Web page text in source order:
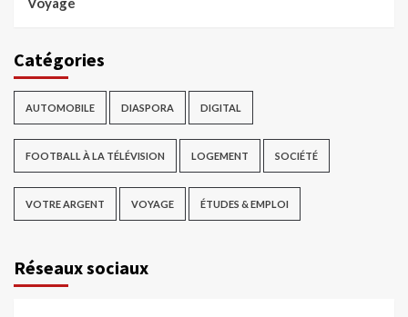
Catégories
AUTOMOBILE DIASPORA DIGITAL
FOOTBALL À LA TÉLÉVISION LOGEMENT SOCIÉTÉ
VOTRE ARGENT VOYAGE ÉTUDES & EMPLOI
Réseaux sociaux